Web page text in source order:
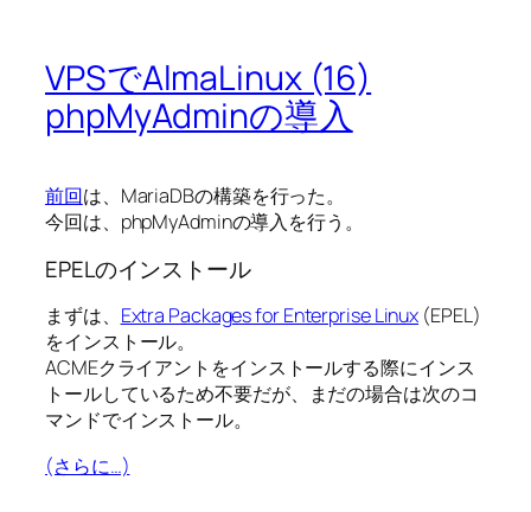
VPSでAlmaLinux (16)
phpMyAdminの導入
前回は、MariaDBの構築を行った。
今回は、phpMyAdminの導入を行う。
EPELのインストール
まずは、 Extra Packages for Enterprise Linux (EPEL)
をインストール。
ACMEクライアントをインストールする際にインス
トールしているため不要だが、まだの場合は次のコ
マンドでインストール。
(さらに…)